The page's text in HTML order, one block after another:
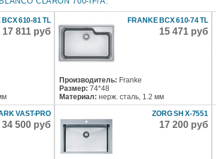
BCX 610-81 TL
17 811 руб
FRANKE BCX 610-74 TL
15 471 руб
Производитель: Franke
Размер: 74*48
Материал:нерж. сталь, 1.2 мм
VAST-PRO
34 500 руб
ZORG SH X-7551
17 200 руб